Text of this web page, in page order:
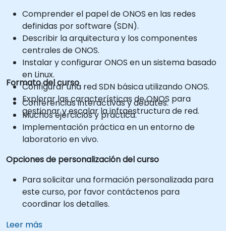
Comprender el papel de ONOS en las redes
definidas por software (SDN).
Describir la arquitectura y los componentes
centrales de ONOS.
Instalar y configurar ONOS en un sistema basado
en Linux.
Configurar una red SDN básica utilizando ONOS.
Explorar las características de ONOS para
gestionar y escalar la infraestructura de red.
Formato del curso
Conferencias interactivas y debates.
Muchos ejercicios y práctica.
Implementación práctica en un entorno de
laboratorio en vivo.
Opciones de personalización del curso
Para solicitar una formación personalizada para
este curso, por favor contáctenos para
coordinar los detalles.
Leer más